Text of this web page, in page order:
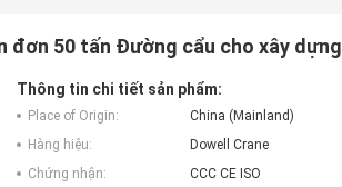
đơn 50 tấn Đường cẩu cho xây dựng
Thông tin chi tiết sản phẩm:
Place of Origin:
China (Mainland)
Hàng hiệu:
Dowell Crane
Chứng nhận:
CCC CE ISO